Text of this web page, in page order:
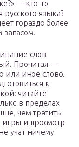
— кто-то
русского языка?
гораздо более
слов,
Прочитал —
или иное слово.
к
читайте
в пределах
чем тратить
и просмотр
учат ничему